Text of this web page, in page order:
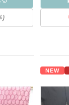
NEW